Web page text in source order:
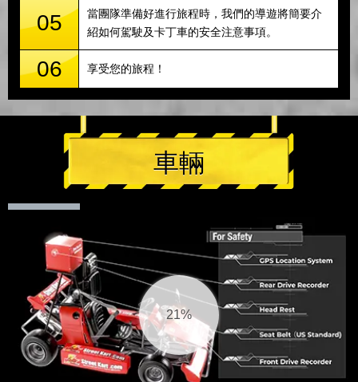
05
當團隊準備好進行旅程時，我們的導遊將簡要介
紹如何駕駛及卡丁車的安全注意事項。
06 享受您的旅程！
車輛
21%